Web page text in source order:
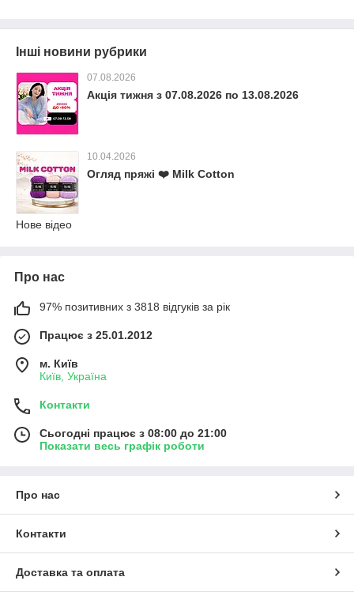
Інші новини рубрики
07.08.2026
Акція тижня з 07.08.2026 по 13.08.2026
10.04.2026
Огляд пряжі ❤️ Milk Cotton
Нове відео
Про нас
97% позитивних з 3818 відгуків за рік
Працює з 25.01.2012
м. Київ
Київ, Україна
Контакти
Сьогодні працює з 08:00 до 21:00
Показати весь графік роботи
Про нас
Контакти
Доставка та оплата